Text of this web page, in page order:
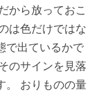
から放っておこ
は色だけではな
で出ているかで
のサインを見落
。 おりものの量